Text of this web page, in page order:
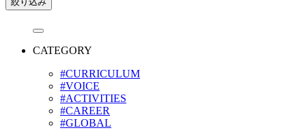
CATEGORY
#CURRICULUM
#VOICE
#ACTIVITIES
#CAREER
#GLOBAL